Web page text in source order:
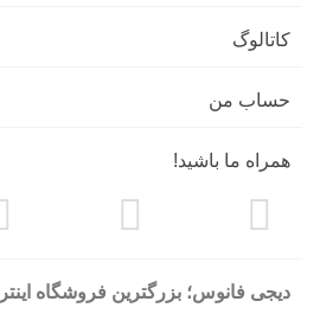
کاتالوگ
حساب من
همراه ما باشید!
دیجی فانوس؛ بزرگترین فروشگاه